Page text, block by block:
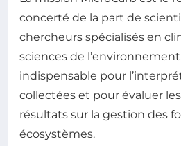
concerté de la part de
chercheurs spécialisés en
sciences de
indispensable pour
collectées et pour évaluer
résultats sur la gestion des
écosystèmes.